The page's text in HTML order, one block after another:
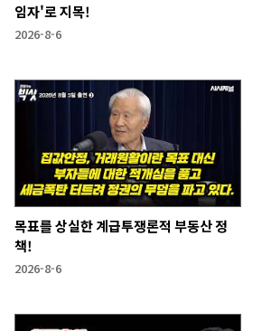
임자'로 지목!
2026-8-6
목표를 상실한 계급투쟁론적 부동산 정
책!
2026-8-6